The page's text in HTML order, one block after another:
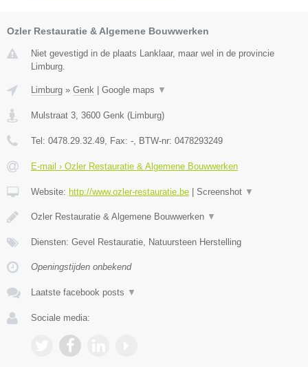
Ozler Restauratie & Algemene Bouwwerken
Niet gevestigd in de plaats Lanklaar, maar wel in de provincie
Limburg.
Limburg » Genk Google maps ▼
Mulstraat 3 3600 Genk ( Limburg)
Tel: 0478.29.32.49 , Fax: - , BTW-nr: 0478293249
E-mail › Ozler Restauratie & Algemene Bouwwerken
Website: http://www.ozler-restauratie.be Screenshot ▼
Ozler Restauratie & Algemene Bouwwerken ▼
Diensten: Gevel Restauratie, Natuursteen Herstelling
Openingstijden onbekend
Laatste facebook posts ▼
Sociale media: